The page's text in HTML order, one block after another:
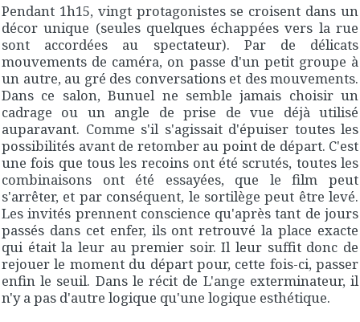
Pendant 1h15, vingt protagonistes se croisent dans un
décor unique (seules quelques échappées vers la rue
sont accordées au spectateur). Par de délicats
mouvements de caméra, on passe d'un petit groupe à
un autre, au gré des conversations et des mouvements.
Dans ce salon, Bunuel ne semble jamais choisir un
cadrage ou un angle de prise de vue déjà utilisé
auparavant. Comme s'il s'agissait d'épuiser toutes les
possibilités avant de retomber au point de départ. C'est
une fois que tous les recoins ont été scrutés, toutes les
combinaisons ont été essayées, que le film peut
s'arrêter, et par conséquent, le sortilège peut être levé.
Les invités prennent conscience qu'après tant de jours
passés dans cet enfer, ils ont retrouvé la place exacte
qui était la leur au premier soir. Il leur suffit donc de
rejouer le moment du départ pour, cette fois-ci, passer
enfin le seuil. Dans le récit de L'ange exterminateur, il
n'y a pas d'autre logique qu'une logique esthétique.